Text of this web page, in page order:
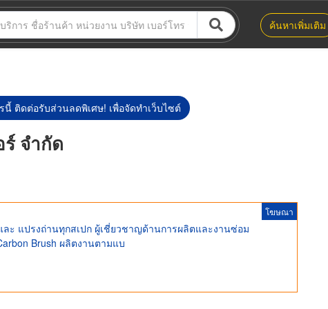
ค้นหาเพิ่มเติม
นี้ ติดต่อรับส่วนลดพิเศษ! เพื่อจัดทำเว็บไซต์
จำกัด
โฆษณา
ะ แปรงถ่านทุกสเปก ผู้เชี่ยวชาญด้านการผลิตและงานซ่อม
Brush ผลิตงานตามแบ